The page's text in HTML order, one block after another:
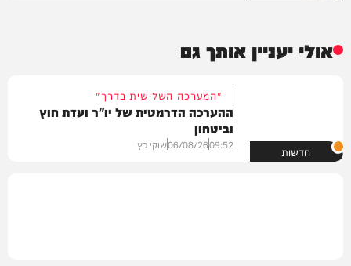
אולי יעניין אותך גם
חדשות
"המערכה השלישית בדרך"
ההערכה הדרמטית של יו"ר ועדת חוץ
וביטחון
09:52
06/08/26שוקי כץ